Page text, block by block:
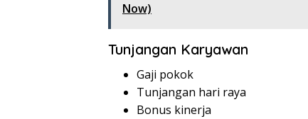
Now)
Tunjangan Karyawan
Gaji pokok
Tunjangan hari raya
Bonus kinerja